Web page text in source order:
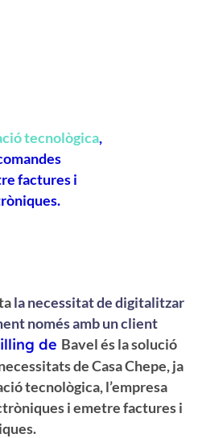
tecnològica,
factures i
la necessitat de digitalitzar
només amb un client
de Bavel és la solució
de Casa Chepe, ja
tecnològica, l’empresa
i emetre factures i